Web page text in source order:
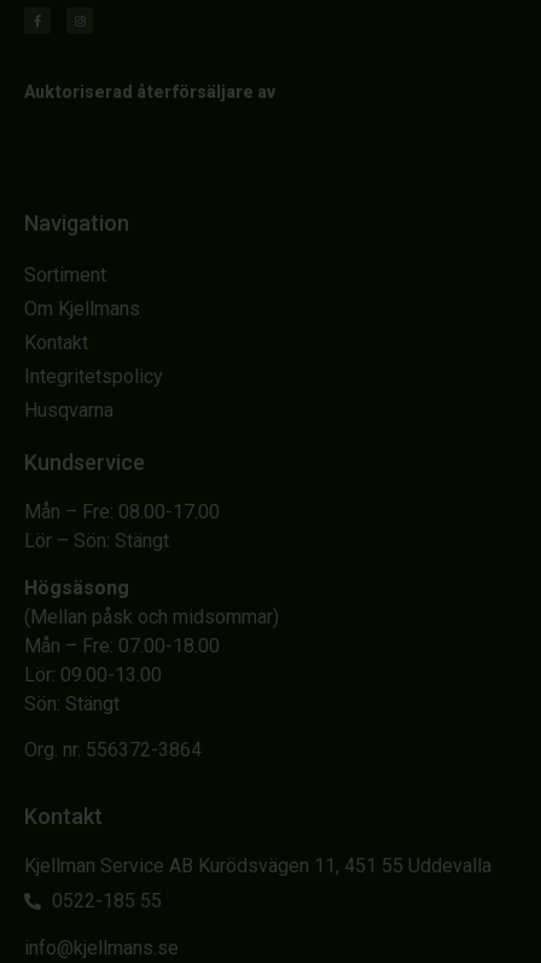
Auktoriserad återförsäljare av
Navigation
Sortiment
Om Kjellmans
Kontakt
Integritetspolicy
Husqvarna
Kundservice
Mån – Fre: 08.00-17.00
Lör – Sön: Stängt
Högsäsong
(Mellan påsk och midsommar)
Mån – Fre: 07.00-18.00
Lör: 09.00-13.00
Sön: Stängt
Org. nr. 556372-3864
Kontakt
Kjellman Service AB Kurödsvägen 11, 451 55 Uddevalla
0522-185 55
info@kjellmans.se